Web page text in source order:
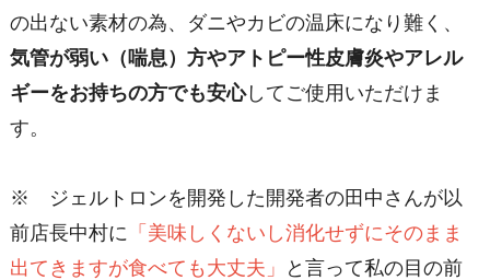
の出ない素材の為、ダニやカビの温床になり難く、
気管が弱い（喘息）方やアトピー性皮膚炎やアレル
ギーをお持ちの方でも安心してご使用いただけま
す。
※ ジェルトロンを開発した開発者の田中さんが以
前店長中村に 「美味しくないし消化せずにそのまま
出てきますが食べても大丈夫」
と言って私の目の前